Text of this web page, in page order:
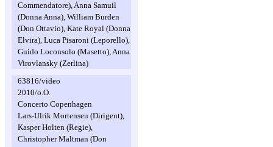
Commendatore), Anna Samuil
(Donna Anna), William Burden
(Don Ottavio), Kate Royal (Donna
Elvira), Luca Pisaroni (Leporello),
Guido Loconsolo (Masetto), Anna
Virovlansky (Zerlina)
63816/video
2010/o.O.
Concerto Copenhagen
Lars-Ulrik Mortensen (Dirigent),
Kasper Holten (Regie),
Christopher Maltman (Don